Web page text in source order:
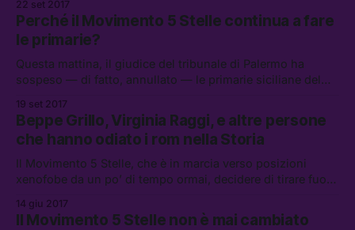
22 set 2017
Perché il Movimento 5 Stelle continua a fare
le primarie?
Questa mattina, il giudice del tribunale di Palermo ha
sospeso — di fatto, annullato — le primarie siciliane del
19 set 2017
Beppe Grillo, Virginia Raggi, e altre persone
che hanno odiato i rom nella Storia
Il Movimento 5 Stelle, che è in marcia verso posizioni
xenofobe da un po’ di tempo ormai, decidere di tirare fuori
14 giu 2017
Il Movimento 5 Stelle non è mai cambiato